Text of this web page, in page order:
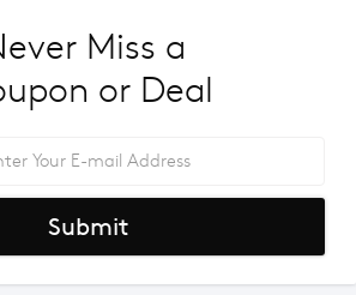
Never Miss a
or Deal
Submit